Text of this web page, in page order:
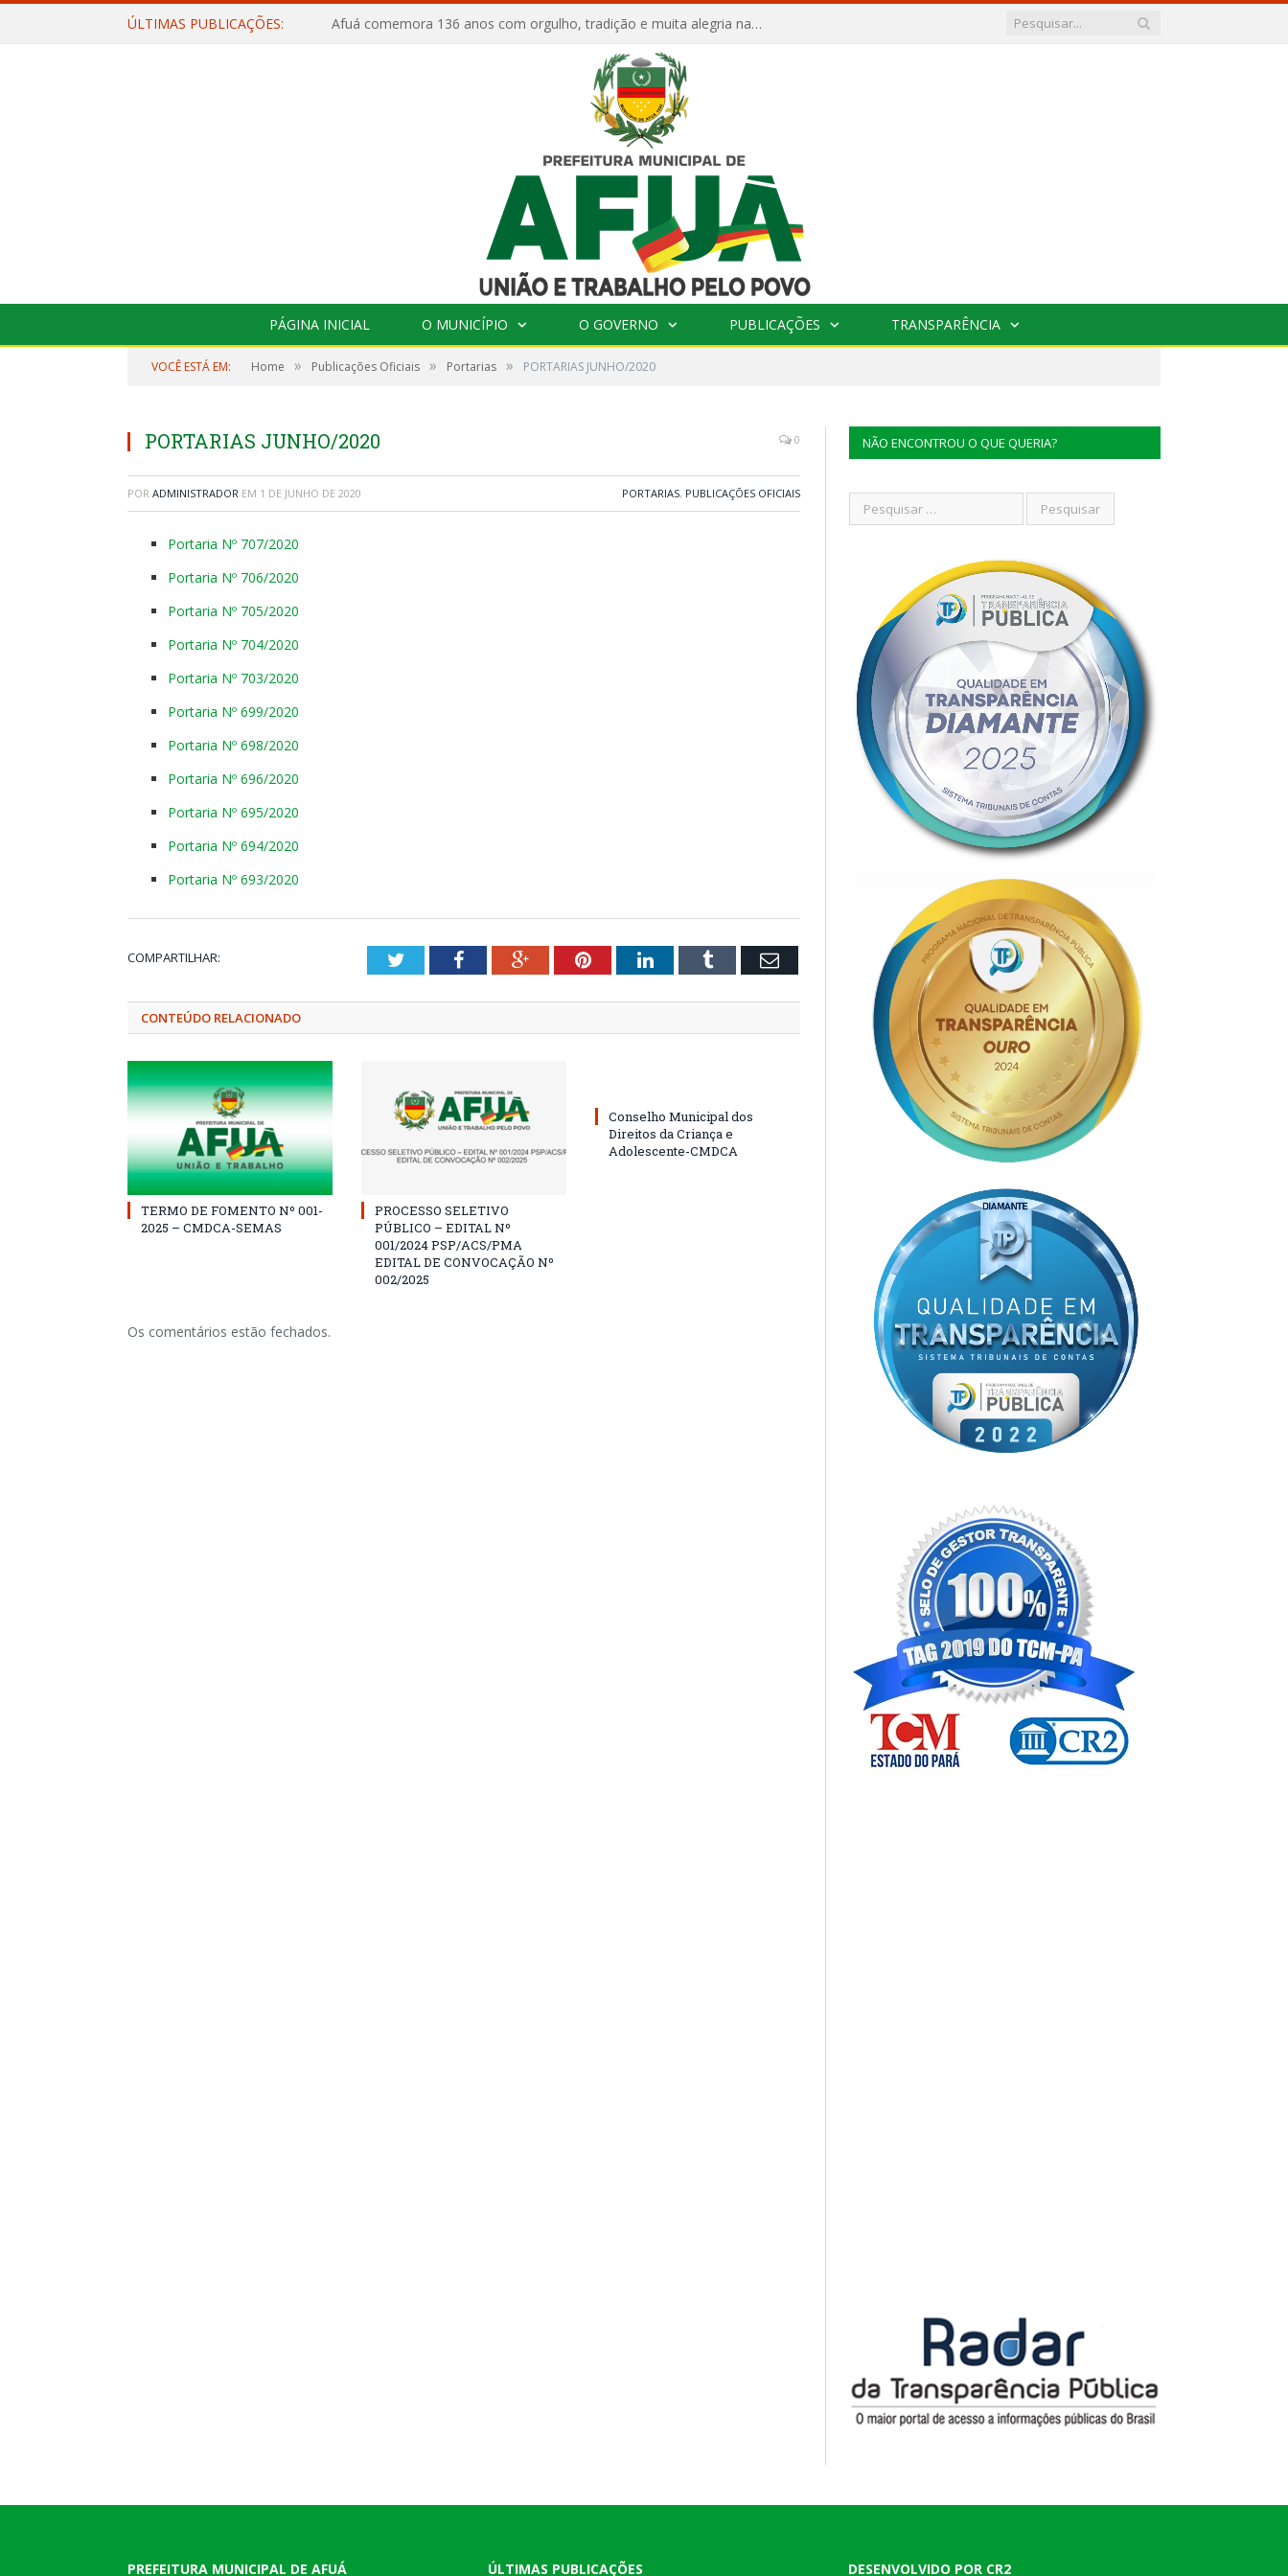
ÚLTIMAS PUBLICAÇÕES: Afuá comemora 136 anos com orgulho, tradição e muita alegria na Quadra Dr. Nelson Salomão
PÁGINA INICIAL O MUNICÍPIO O GOVERNO PUBLICAÇÕES TRANSPARÊNCIA
VOCÊ ESTÁ EM: Home » Publicações Oficiais » Portarias » PORTARIAS JUNHO/2020
PORTARIAS JUNHO/2020 0
POR ADMINISTRADOR EM 1 DE JUNHO DE 2020 PORTARIAS, PUBLICAÇÕES OFICIAIS
Portaria Nº 707/2020
Portaria Nº 706/2020
Portaria Nº 705/2020
Portaria Nº 704/2020
Portaria Nº 703/2020
Portaria Nº 699/2020
Portaria Nº 698/2020
Portaria Nº 696/2020
Portaria Nº 695/2020
Portaria Nº 694/2020
Portaria Nº 693/2020
COMPARTILHAR: TwitterFacebookGoogle+PinterestLinkedInTumblr Email
CONTEÚDO RELACIONADO
TERMO DE FOMENTO Nº 001-
2025 – CMDCA-SEMAS
PROCESSO SELETIVO
PÚBLICO – EDITAL Nº
001/2024 PSP/ACS/PMA
EDITAL DE CONVOCAÇÃO Nº
002/2025
Conselho Municipal dos
Direitos da Criança e
Adolescente-CMDCA
Os comentários estão fechados.
NÃO ENCONTROU O QUE QUERIA?
PREFEITURA MUNICIPAL DE AFUÁ ÚLTIMAS PUBLICAÇÕES DESENVOLVIDO POR CR2